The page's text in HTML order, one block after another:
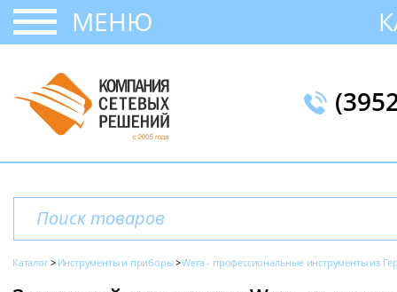
МЕНЮ
Каталог Инструменты и приборы Wera - профессиональные инструменты из